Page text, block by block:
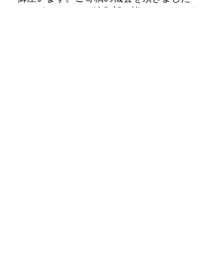
UJAガジェットの編集部の皆さん、いつも